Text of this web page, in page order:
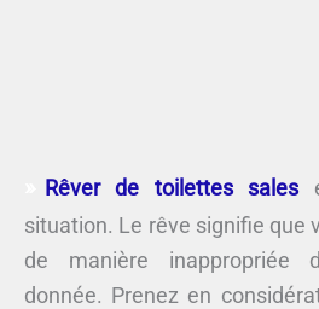
Rêver de toilettes sales
situation. Le rêve signifie que
de manière inappropriée
donnée. Prenez en